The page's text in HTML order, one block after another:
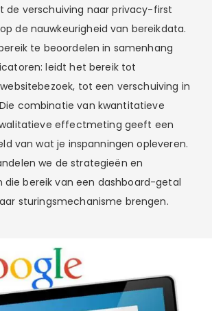
de verschuiving naar privacy-first
de nauwkeurigheid van bereikdata.
te beoordelen in samenhang
leidt het bereik tot
tot een verschuiving in
combinatie van kwantitatieve
effectmeting geeft een
van wat je inspanningen opleveren.
we de strategieën en
bereik van een dashboard-getal
sturingsmechanisme brengen.